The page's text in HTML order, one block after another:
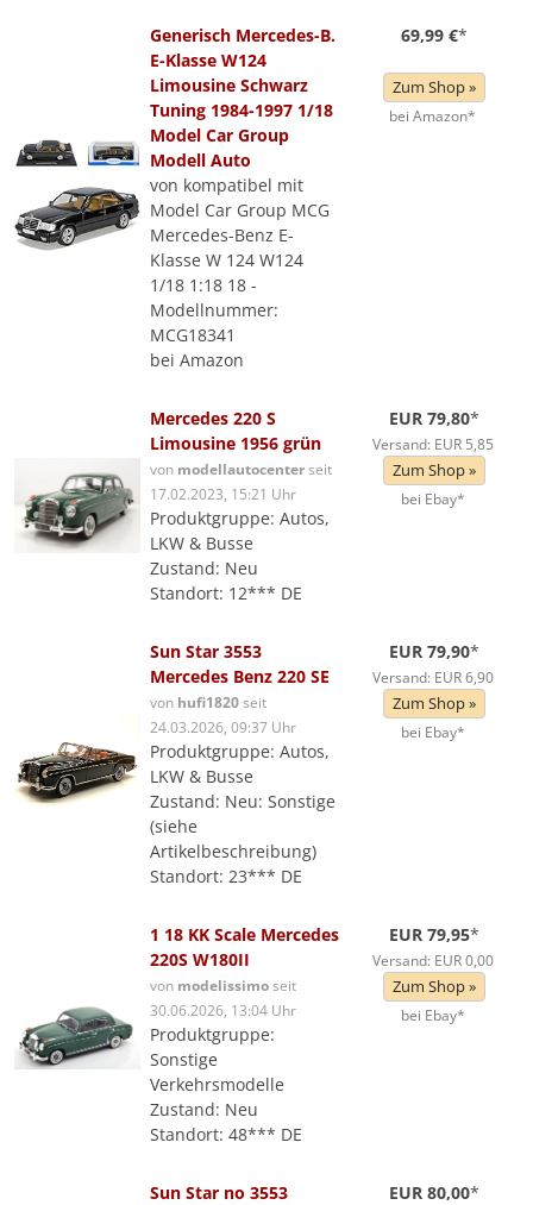
Generisch Mercedes-B.
E-Klasse W124
Limousine Schwarz
Tuning 1984-1997 1/18
Model Car Group
Modell Auto
von kompatibel mit
Model Car Group MCG
Mercedes-Benz E-
Klasse W 124 W124
1/18 1:18 18 -
Modellnummer:
MCG18341
bei Amazon
69,99 €*
Zum Shop »
bei Amazon*
Mercedes 220 S
Limousine 1956 grün
von modellautocenterseit
17.02.2023, 15:21 Uhr
Produktgruppe: Autos,
LKW & Busse
Zustand: Neu
Standort: 12*** DE
EUR 79,80*
Versand: EUR 5,85
Zum Shop »
bei Ebay*
Sun Star 3553
Mercedes Benz 220 SE
von hufi1820seit
24.03.2026, 09:37 Uhr
Produktgruppe: Autos,
LKW & Busse
Zustand: Neu: Sonstige
(siehe
Artikelbeschreibung)
Standort: 23*** DE
EUR 79,90*
Versand: EUR 6,90
Zum Shop »
bei Ebay*
1 18 KK Scale Mercedes
220S W180II
von modelissimoseit
30.06.2026, 13:04 Uhr
Produktgruppe:
Sonstige
Verkehrsmodelle
Zustand: Neu
Standort: 48*** DE
EUR 79,95*
Versand: EUR 0,00
Zum Shop »
bei Ebay*
Sun Star no 3553
EUR 80,00*